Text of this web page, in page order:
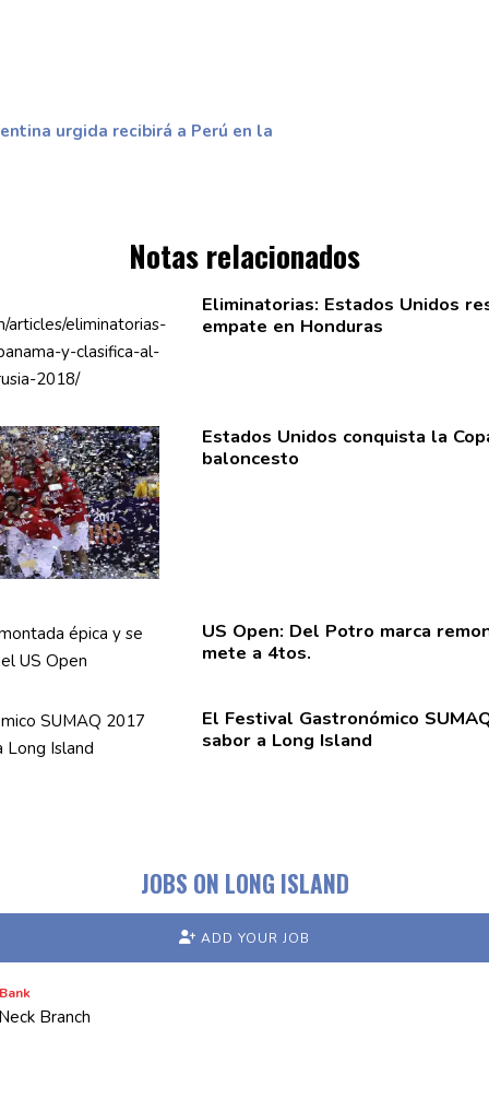
urgida recibirá a Perú en la
Notas relacionados
Eliminatorias: Estados Unidos
empate en Honduras
Estados Unidos conquista la
baloncesto
US Open: Del Potro marca
mete a 4tos.
El Festival Gastronómico
sabor a Long Island
JOBS ON LONG ISLAND
ADD YOUR JOB
Branch